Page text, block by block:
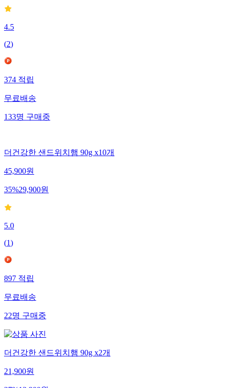
4.5
(2)
374적립
무료배송
133명구매중
더건강한 샌드위치햄 90g x10개
45,900원
35%29,900원
5.0
(1)
897적립
무료배송
22명구매중
더건강한 샌드위치햄 90g x2개
21,900원